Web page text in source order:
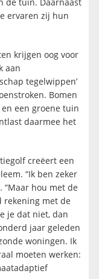
ervaren zij hun
krijgen oog voor
aan
tegelwippen’
Bomen
een groene tuin
daarmee het
creëert een
“Ik ben zeker
“Maar hou met de
rekening met de
je dat niet, dan
jaar geleden
woningen. Ik
moeten werken: